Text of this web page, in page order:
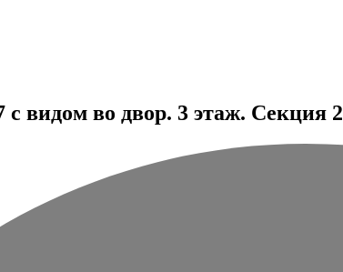
видом во двор. 3 этаж. Секция 2